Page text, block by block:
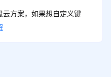
方案，如果想自定义键